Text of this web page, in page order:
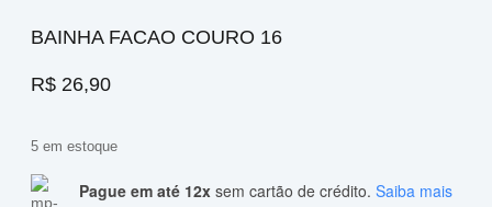
BAINHA FACAO COURO 16
R$ 26,90
5 em estoque
Pague em até 12x sem cartão de crédito. Saiba mais